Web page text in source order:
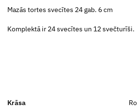
Mazās tortes svecītes 24 gab. 6 cm
Komplektā ir 24 svecītes un 12 svečturīši.
Krāsa